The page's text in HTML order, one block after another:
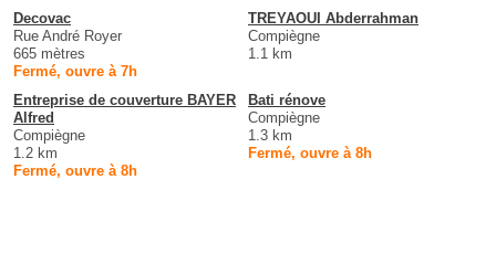
Decovac
Rue André Royer
665 mètres
Fermé, ouvre à 7h
TREYAOUI Abderrahman
Compiègne
1.1 km
Entreprise de couverture BAYER
Alfred
Compiègne
1.2 km
Fermé, ouvre à 8h
Bati rénove
Compiègne
1.3 km
Fermé, ouvre à 8h